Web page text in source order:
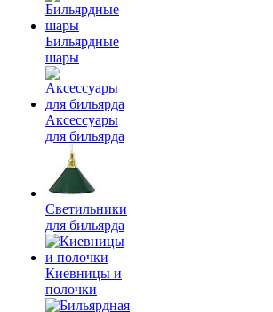
Бильярдные
шары
Аксессуары
для бильярда
Светильники
для бильярда
Киевницы и
полочки